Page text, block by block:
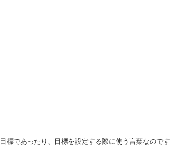
標であったり、
目標を設定する際に使う言葉なのです